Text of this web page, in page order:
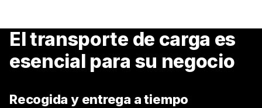
El transporte de carga es
esencial para su negocio
Recogida y entrega a tiempo